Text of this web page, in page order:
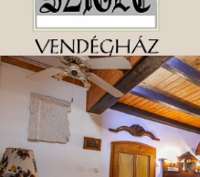
Nyitólap › Apartmanok › II.